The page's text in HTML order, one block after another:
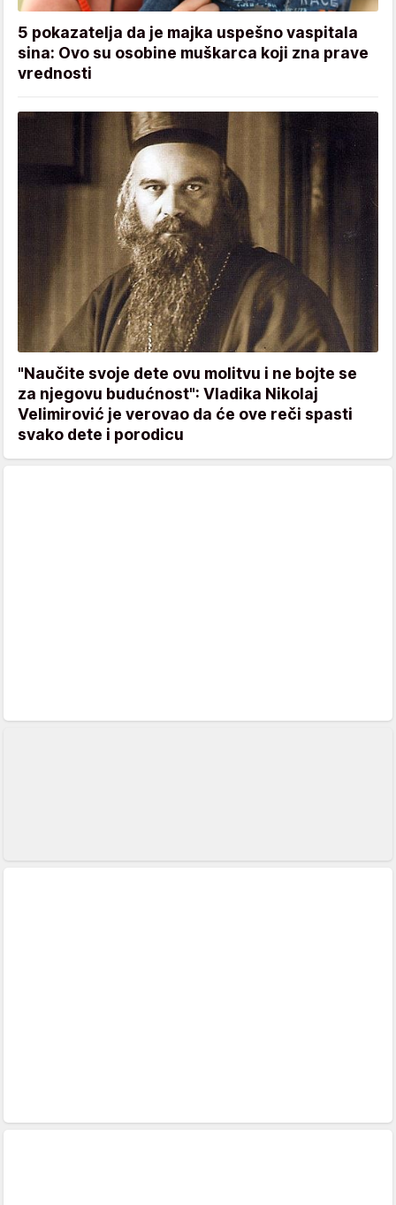
5 pokazatelja da je majka uspešno vaspitala
sina: Ovo su osobine muškarca koji zna prave
vrednosti
"Naučite svoje dete ovu molitvu i ne bojte se
za njegovu budućnost": Vladika Nikolaj
Velimirović je verovao da će ove reči spasti
svako dete i porodicu